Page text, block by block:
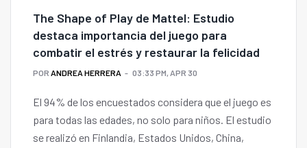
The Shape of Play de Mattel: Estudio
destaca importancia del juego para
combatir el estrés y restaurar la felicidad
POR ANDREA HERRERA 03:33 PM, APR 30
El 94% de los encuestados considera que el juego es
para todas las edades, no solo para niños. El estudio
se realizó en Finlandia, Estados Unidos, China,